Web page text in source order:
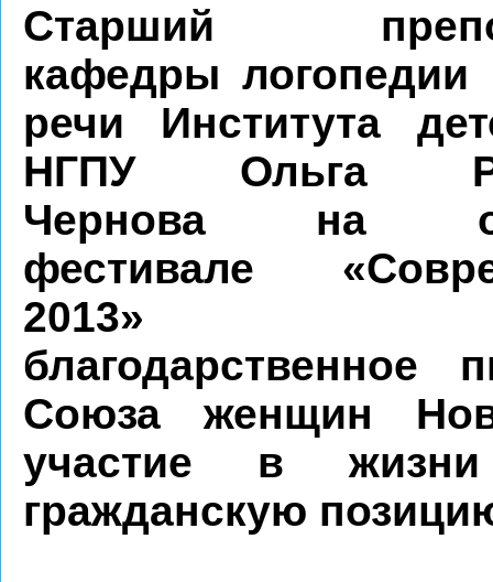
Старший
кафедры логопедии
речи Института
НГПУ Ольга
Чернова на
фестивале
2013»
благодарственное
Союза женщин
участие в
гражданскую